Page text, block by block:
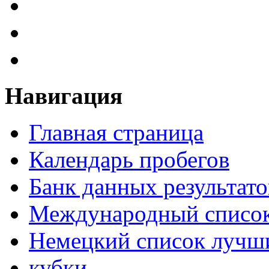
Навигация
Главная страница
Календарь пробегов
Банк данных
Международный
Немецкий список